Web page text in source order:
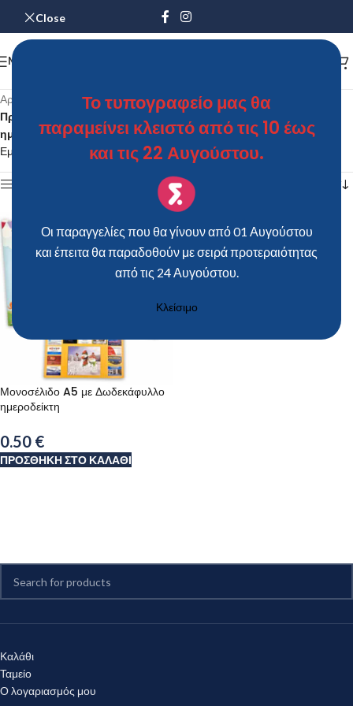
Close
Το τυπογραφείο μας θα
παραμείνει κλειστό από τις 10 έως
και τις 22 Αυγούστου.
Οι παραγγελίες που θα γίνουν από 01 Αυγούστου
και έπειτα θα παραδοθούν με σειρά προτεραιότητας
από τις 24 Αυγούστου.
Κλείσιμο
MENU
Αρχική σελίδα
Προϊόντα με ετικέτα “Μονοσέλιδο A5 με Δωδεκάφυλλο
ημεροδείκτη”
Εμφάνιση του μοναδικού αποτελέσματος
Μονοσέλιδο A5 με Δωδεκάφυλλο
ημεροδείκτη
0.50 €
ΠΡΟΣΘΉΚΗ ΣΤΟ ΚΑΛΆΘΙ
Καλάθι
Ταμείο
Ο λογαριασμός μου